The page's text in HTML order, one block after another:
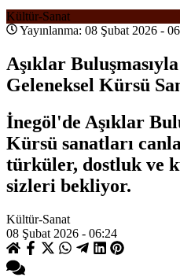
Kültür-Sanat
Yayınlanma: 08 Şubat 2026 -
Aşıklar
Geleneksel Kürsü
İnegöl'de Aşıklar
Kürsü sanatları
türküler, dostluk ve
sizleri bekliyor.
Kültür-Sanat
08 Şubat 2026 - 06:24